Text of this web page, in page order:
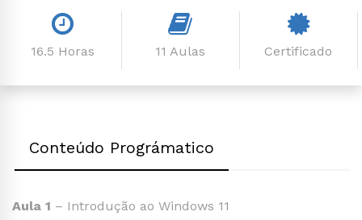
16.5 Horas 11 Aulas Certificado
Conteúdo Prográmatico
Aula 1 – Introdução ao Windows 11